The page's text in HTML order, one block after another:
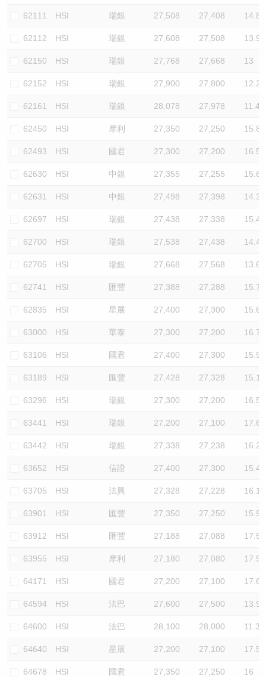
62111 HSI 瑞銀 27,508 27,408 14.8
62112 HSI 瑞銀 27,608 27,508 13.9
62150 HSI 瑞銀 27,768 27,668 13
62152 HSI 瑞銀 27,900 27,800 12.2
62161 HSI 瑞銀 28,078 27,978 11.4
62450 HSI 摩利 27,350 27,250 15.8
62493 HSI 國君 27,300 27,200 16.5
62630 HSI 中銀 27,355 27,255 15.6
62631 HSI 中銀 27,498 27,398 14.3
62697 HSI 瑞銀 27,438 27,338 15.4
62700 HSI 瑞銀 27,538 27,438 14.4
62705 HSI 瑞銀 27,668 27,568 13.6
62741 HSI 匯豐 27,388 27,288 15.7
62835 HSI 星展 27,400 27,300 15.6
63000 HSI 華泰 27,300 27,200 16.7
63106 HSI 國君 27,400 27,300 15.9
63189 HSI 匯豐 27,428 27,328 15.1
63296 HSI 瑞銀 27,300 27,200 16.5
63441 HSI 瑞銀 27,200 27,100 17.6
63442 HSI 瑞銀 27,338 27,238 16.2
63652 HSI 信證 27,400 27,300 15.4
63705 HSI 法興 27,328 27,228 16.1
63901 HSI 匯豐 27,350 27,250 15.9
63912 HSI 匯豐 27,188 27,088 17.5
63955 HSI 摩利 27,180 27,080 17.9
64171 HSI 國君 27,200 27,100 17.6
64594 HSI 法巴 27,600 27,500 13.9
64600 HSI 法巴 28,100 28,000 11.3
64640 HSI 星展 27,200 27,100 17.5
64678 HSI 國君 27,350 27,250 16